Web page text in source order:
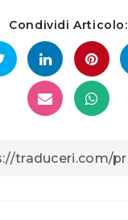
Condividi Articolo: